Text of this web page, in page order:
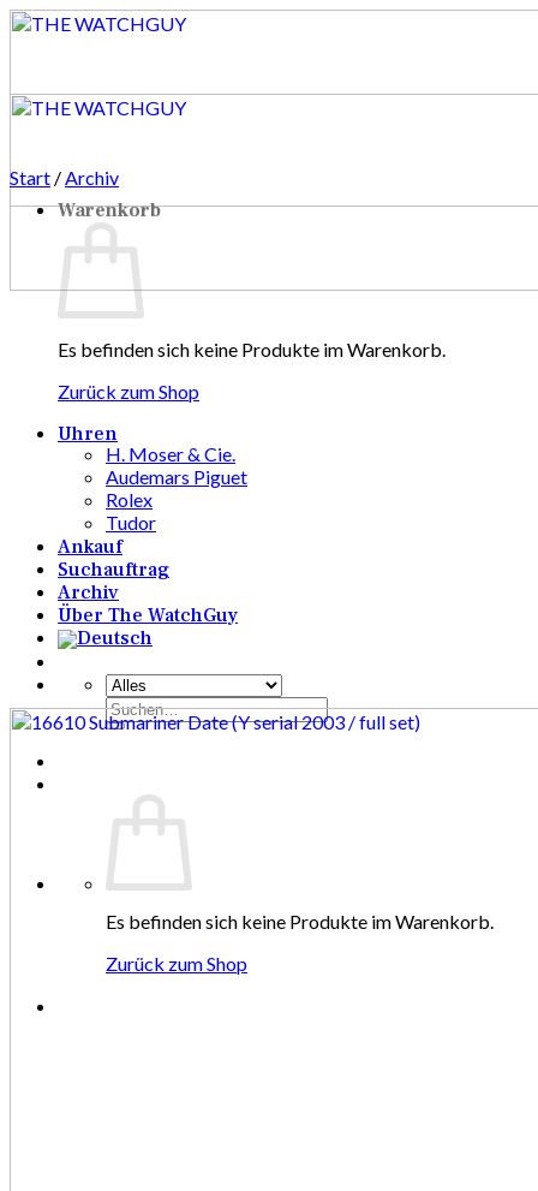
Zum
Warenkorb
Es befinden sich keine Produkte im Warenkorb.
Zurück zum Shop
Uhren
H. Moser & Cie.
Audemars Piguet
Rolex
Tudor
Ankauf
Suchauftrag
Archiv
Über The WatchGuy
Suchen
nach:
Es befinden sich keine Produkte im Warenkorb.
Zurück zum Shop
Start /Archiv